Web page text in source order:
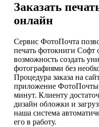
Заказать
онлайн
Сервис ФотоПочта
печать фотокниги Софт
возможность создать
фотографиями без
Процедура заказа на
приложение ФотоПочты
минут. Клиенту
дизайн обложки и
наша система
его в работу.